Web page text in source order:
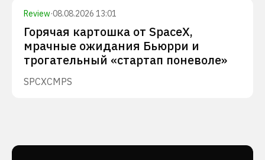
Review·08.08.2026 13:01
Горячая картошка от SpaceX,
мрачные ожидания Бьюрри и
трогательный «стартап поневоле»
SPCXCMPS